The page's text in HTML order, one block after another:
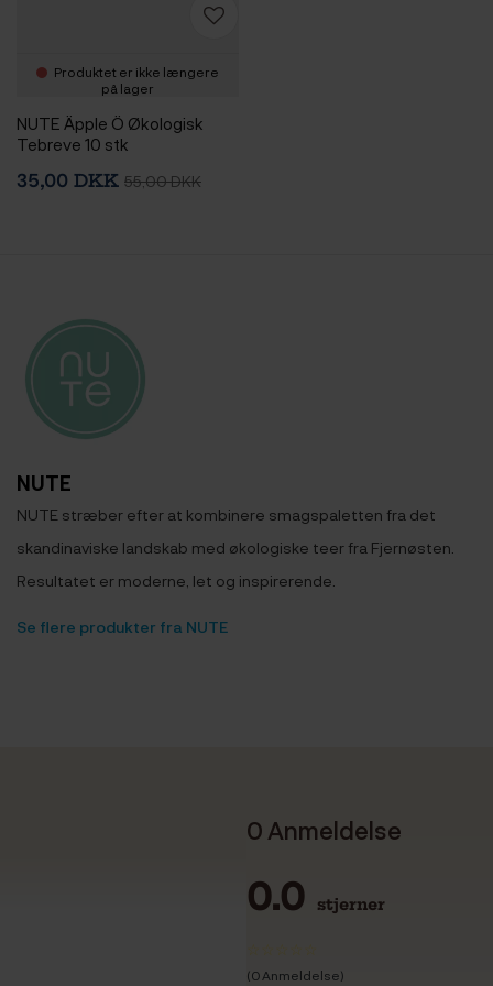
Produktet er ikke længere
på lager
NUTE Äpple Ö Økologisk
Tebreve 10 stk
35,00 DKK 55,00 DKK
NUTE
NUTE stræber efter at kombinere smagspaletten fra det
skandinaviske landskab med økologiske teer fra Fjernøsten.
Resultatet er moderne, let og inspirerende.
Se flere produkter fra NUTE
0 Anmeldelse
0.0 stjerner
(0 Anmeldelse)